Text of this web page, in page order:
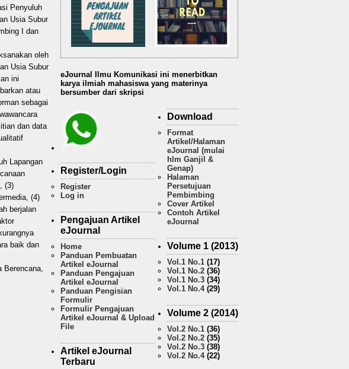
Penyuluh
Usia Subur
I dan
oleh
Usia Subur
ini
atau
sebagai
dan data
Lapangan
(3)
(4)
berjalan
baik dan
Berencana,
eJournal Ilmu Komunikasi ini menerbitkan
karya ilmiah mahasiswa yang materinya
bersumber dari skripsi
Register/Login
Register
Log in
Pengajuan Artikel
eJournal
Home
Panduan Pembuatan
Artikel eJournal
Panduan Pengajuan
Artikel eJournal
Panduan Pengisian
Formulir
Formulir Pengajuan
Artikel eJournal & Upload
File
Artikel eJournal
Terbaru
Download
Format
Artikel/Halaman
eJournal (mulai
hlm Ganjil &
Genap)
Halaman
Persetujuan
Pembimbing
Cover Artikel
Contoh Artikel
eJournal
Volume 1 (2013)
Vol.1 No.1 (17)
Vol.1 No.2 (36)
Vol.1 No.3 (34)
Vol.1 No.4(29)
Volume 2 (2014)
Vol.2 No.1 (36)
Vol.2 No.2 (35)
Vol.2 No.3 (38)
Vol.2 No.4(22)